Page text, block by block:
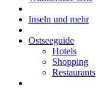
Inseln und mehr
Ostseeguide
Hotels
Shopping
Restaurants